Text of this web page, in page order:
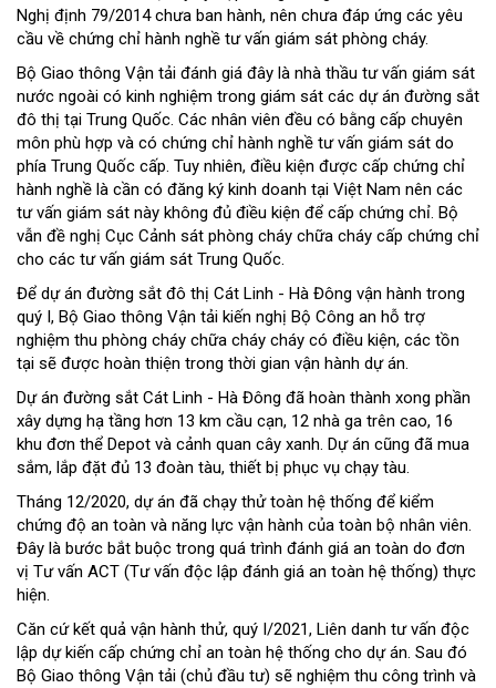
Nghị định 79/2014 chưa ban hành, nên chưa đáp ứng các yêu
cầu về chứng chỉ hành nghề tư vấn giám sát phòng cháy.
Bộ Giao thông Vận tải đánh giá đây là nhà thầu tư vấn giám sát
nước ngoài có kinh nghiệm trong giám sát các dự án đường sắt
đô thị tại Trung Quốc. Các nhân viên đều có bằng cấp chuyên
môn phù hợp và có chứng chỉ hành nghề tư vấn giám sát do
phía Trung Quốc cấp. Tuy nhiên, điều kiện được cấp chứng chỉ
hành nghề là cần có đăng ký kinh doanh tại Việt Nam nên các
tư vấn giám sát này không đủ điều kiện để cấp chứng chỉ. Bộ
vẫn đề nghị Cục Cảnh sát phòng cháy chữa cháy cấp chứng chỉ
cho các tư vấn giám sát Trung Quốc.
Để dự án đường sắt đô thị Cát Linh - Hà Đông vận hành trong
quý I, Bộ Giao thông Vận tải kiến nghị Bộ Công an hỗ trợ
nghiệm thu phòng cháy chữa cháy cháy có điều kiện, các tồn
tại sẽ được hoàn thiện trong thời gian vận hành dự án.
Dự án đường sắt Cát Linh - Hà Đông đã hoàn thành xong phần
xây dựng hạ tầng hơn 13 km cầu cạn, 12 nhà ga trên cao, 16
khu đơn thể Depot và cảnh quan cây xanh. Dự án cũng đã mua
sắm, lắp đặt đủ 13 đoàn tàu, thiết bị phục vụ chạy tàu.
Tháng 12/2020, dự án đã chạy thử toàn hệ thống để kiểm
chứng độ an toàn và năng lực vận hành của toàn bộ nhân viên.
Đây là bước bắt buộc trong quá trình đánh giá an toàn do đơn
vị Tư vấn ACT (Tư vấn độc lập đánh giá an toàn hệ thống) thực
hiện.
Căn cứ kết quả vận hành thử, quý I/2021, Liên danh tư vấn độc
lập dự kiến cấp chứng chỉ an toàn hệ thống cho dự án. Sau đó
Bộ Giao thông Vận tải (chủ đầu tư) sẽ nghiệm thu công trình và